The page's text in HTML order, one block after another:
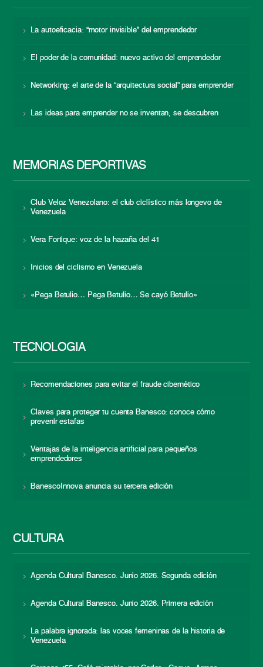
La autoeficacia: “motor invisible” del emprendedor
El poder de la comunidad: nuevo activo del emprendedor
Networking: el arte de la “arquitectura social” para emprender
Las ideas para emprender no se inventan, se descubren
MEMORIAS DEPORTIVAS
Club Veloz Venezolano: el club ciclístico más longevo de
Venezuela
Vera Fortique: voz de la hazaña del 41
Inicios del ciclismo en Venezuela
«Pega Betulio… Pega Betulio… Se cayó Betulio»
TECNOLOGÍA
Recomendaciones para evitar el fraude cibernético
Claves para proteger tu cuenta Banesco: conoce cómo
prevenir estafas
Ventajas de la inteligencia artificial para pequeños
emprendedores
BanescoInnova anuncia su tercera edición
CULTURA
Agenda Cultural Banesco. Junio 2026. Segunda edición
Agenda Cultural Banesco. Junio 2026. Primera edición
La palabra ignorada: las voces femeninas de la historia de
Venezuela